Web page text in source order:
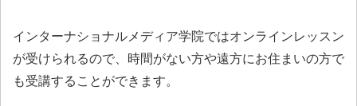
インターナショナルメディア学院ではオンラインレッスン
が受けられるので、時間がない方や遠方にお住まいの方で
も受講することができます。